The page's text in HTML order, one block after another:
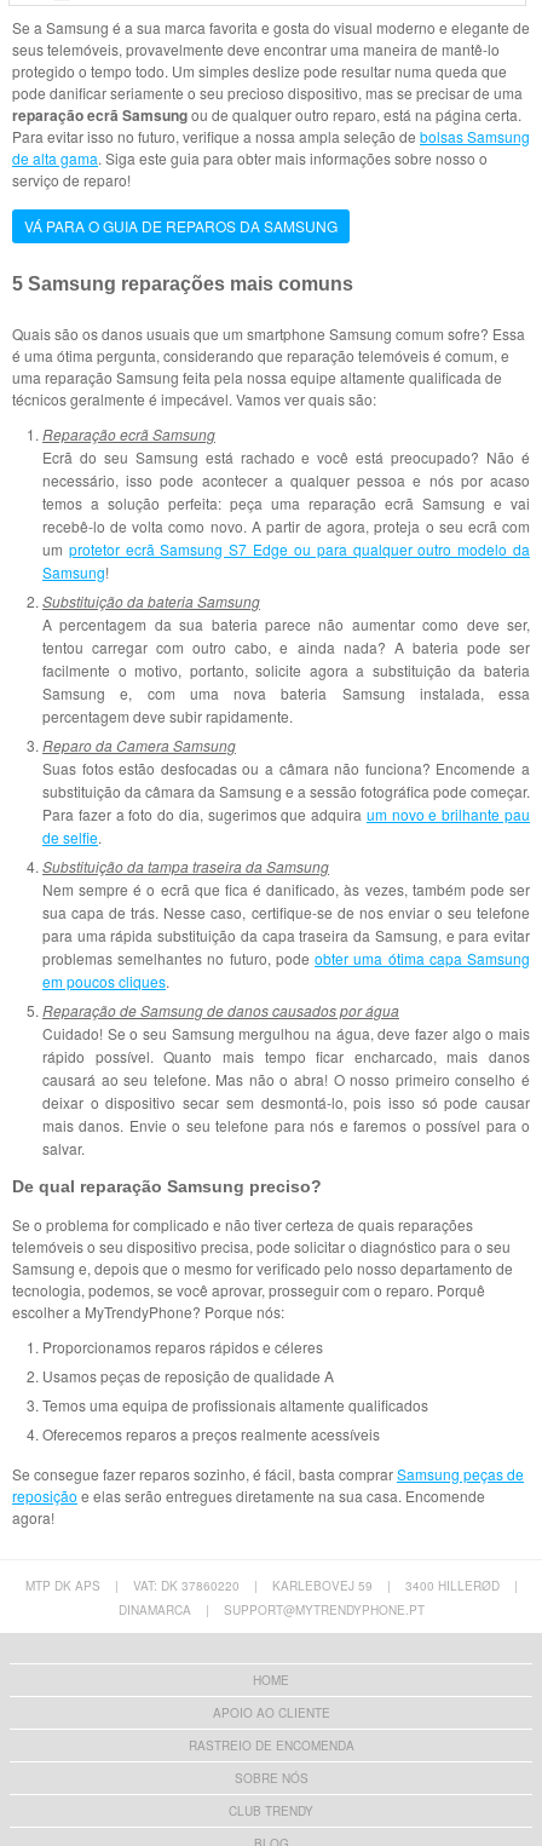
Se a Samsung é a sua marca favorita e gosta do visual moderno e elegante de
seus telemóveis, provavelmente deve encontrar uma maneira de mantê-lo
protegido o tempo todo. Um simples deslize pode resultar numa queda que
pode danificar seriamente o seu precioso dispositivo, mas se precisar de uma
reparação ecrã Samsungou de qualquer outro reparo, está na página certa.
Para evitar isso no futuro, verifique a nossa ampla seleção de bolsas Samsung
de alta gama. Siga este guia para obter mais informações sobre nosso o
serviço de reparo!
VÁ PARA O GUIA DE REPAROS DA SAMSUNG
5 Samsung reparações mais comuns
Quais são os danos usuais que um smartphone Samsung comum sofre? Essa
é uma ótima pergunta, considerando que reparação telemóveis é comum, e
uma reparação Samsung feita pela nossa equipe altamente qualificada de
técnicos geralmente é impecável. Vamos ver quais são:
Reparação ecrã Samsung
Ecrã do seu Samsung está rachado e você está preocupado? Não é
necessário, isso pode acontecer a qualquer pessoa e nós por acaso
temos a solução perfeita: peça uma reparação ecrã Samsung e vai
recebê-lo de volta como novo. A partir de agora, proteja o seu ecrã com
um protetor ecrã Samsung S7 Edge ou para qualquer outro modelo da
Samsung!
Substituição da bateria Samsung
A percentagem da sua bateria parece não aumentar como deve ser,
tentou carregar com outro cabo, e ainda nada? A bateria pode ser
facilmente o motivo, portanto, solicite agora a substituição da bateria
Samsung e, com uma nova bateria Samsung instalada, essa
percentagem deve subir rapidamente.
Reparo da Camera Samsung
Suas fotos estão desfocadas ou a câmara não funciona? Encomende a
substituição da câmara da Samsung e a sessão fotográfica pode começar.
Para fazer a foto do dia, sugerimos que adquira um novo e brilhante pau
de selfie.
Substituição da tampa traseira da Samsung
Nem sempre é o ecrã que fica é danificado, às vezes, também pode ser
sua capa de trás. Nesse caso, certifique-se de nos enviar o seu telefone
para uma rápida substituição da capa traseira da Samsung, e para evitar
problemas semelhantes no futuro, podeobter uma ótima capa Samsung
em poucos cliques.
Reparação de Samsung de danos causados por água
Cuidado! Se o seu Samsung mergulhou na água, deve fazer algo o mais
rápido possível. Quanto mais tempo ficar encharcado, mais danos
causará ao seu telefone. Mas não o abra! O nosso primeiro conselho é
deixar o dispositivo secar sem desmontá-lo, pois isso só pode causar
mais danos. Envie o seu telefone para nós e faremos o possível para o
salvar.
De qual reparação Samsung preciso?
Se o problema for complicado e não tiver certeza de quais reparações
telemóveis o seu dispositivo precisa, pode solicitar o diagnóstico para o seu
Samsung e, depois que o mesmo for verificado pelo nosso departamento de
tecnologia, podemos, se você aprovar, prosseguir com o reparo. Porquê
escolher a MyTrendyPhone? Porque nós:
Proporcionamos reparos rápidos e céleres
Usamos peças de reposição de qualidade A
Temos uma equipa de profissionais altamente qualificados
Oferecemos reparos a preços realmente acessíveis
Se consegue fazer reparos sozinho, é fácil, basta comprarSamsung peças de
reposição e elas serão entregues diretamente na sua casa. Encomende
agora!
MTP DK APS | VAT: DK 37860220 | KARLEBOVEJ 59 | 3400 HILLERØD
|
DINAMARCA
| SUPPORT@MYTRENDYPHONE.PT
HOME
APOIO AO CLIENTE
RASTREIO DE ENCOMENDA
SOBRE NÓS
CLUB TRENDY